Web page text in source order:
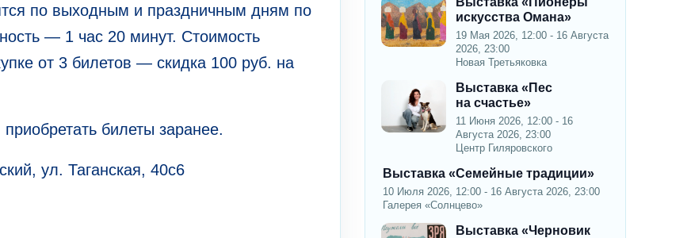
по выходным и праздничным дням по
— 1 час 20 минут. Стоимость
от 3 билетов — скидка 100 руб. на
билеты заранее.
ул. Таганская, 40с6
искусства Омана»
19 Мая 2026, 12:00 - 16 Августа
2026, 23:00
Новая Третьяковка
Выставка «Пес
на счастье»
11 Июня 2026, 12:00 - 16
Августа 2026, 23:00
Центр Гиляровского
Выставка «Семейные традиции»
10 Июля 2026, 12:00 - 16 Августа 2026, 23:00
Галерея «Солнцево»
Выставка «Черновик